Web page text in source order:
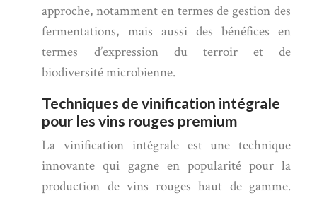
approche, notamment en termes de gestion des
fermentations, mais aussi des bénéfices en
termes d’expression du terroir et de
biodiversité microbienne.
Techniques de vinification intégrale
pour les vins rouges premium
La vinification intégrale est une technique
innovante qui gagne en popularité pour la
production de vins rouges haut de gamme.